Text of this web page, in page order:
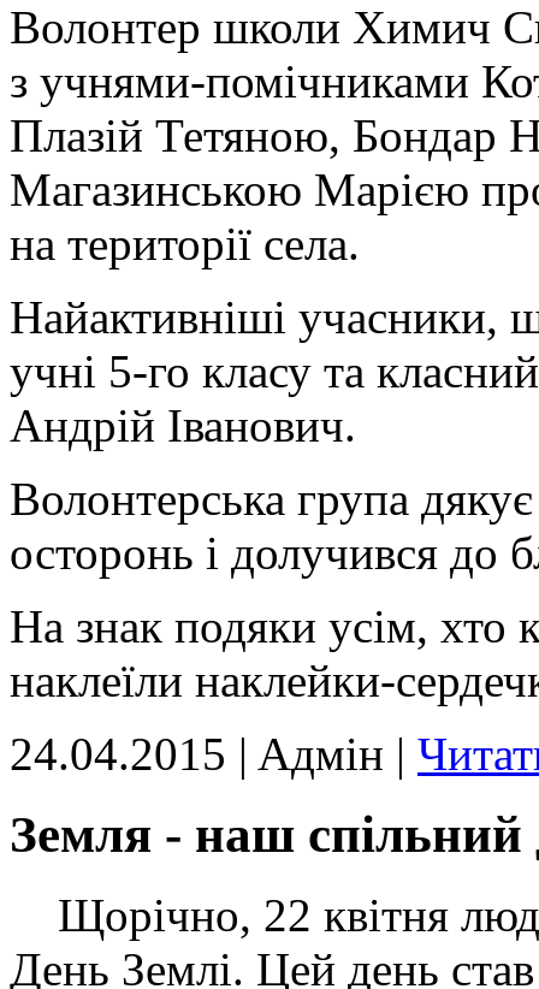
Волонтер школи Химич
з учнями-помічниками
Плазій Тетяною, Бондар
Магазинською Марією
на території села.
Найактивніші учасники,
учні 5-го класу та
Андрій Іванович.
Волонтерська група
осторонь і долучився до
На знак подяки усім, хто
наклеїли наклейки-
24.04.2015 | Aдмін |
Земля - наш спільний
Щорічно, 22 квітня
День Землі. Цей день